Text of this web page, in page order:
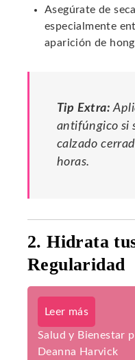
Asegúrate de
especialmente
aparición de
Tip Extra:
antifúngico si
calzado
horas.
2. Hidrata
Regularidad
Leer más
Salud y Bienestar
Deanna Harvick